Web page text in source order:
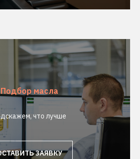
Подбор масла
что лучше
ЗАЯВКУ